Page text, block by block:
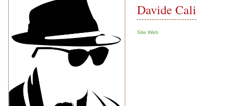
Davide Cali
Site Web